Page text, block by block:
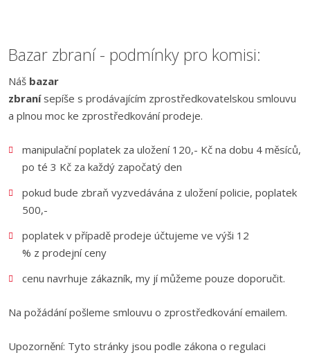
Bazar zbraní - podmínky pro komisi:
Náš bazar
zbraní sepíše s prodávajícím zprostředkovatelskou smlouvu
a plnou moc ke zprostředkování prodeje.
manipulační poplatek za uložení 120,- Kč na dobu 4 měsíců,
po té 3 Kč za každý započatý den
pokud bude zbraň vyzvedávána z uložení policie, poplatek
500,-
poplatek v případě prodeje účtujeme ve výši 12
% z prodejní ceny
cenu navrhuje zákazník, my jí můžeme pouze doporučit.
Na požádání pošleme smlouvu o zprostředkování emailem.
Upozornění: Tyto stránky jsou podle zákona o regulaci